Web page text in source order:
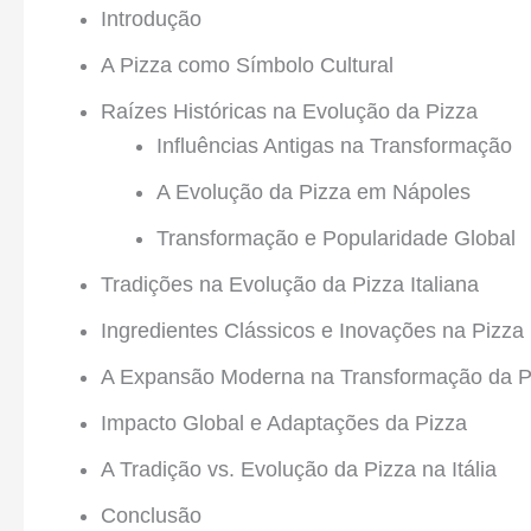
Introdução
A Pizza como Símbolo Cultural
Raízes Históricas na Evolução da Pizza
Influências Antigas na Transformação
A Evolução da Pizza em Nápoles
Transformação e Popularidade Global
Tradições na Evolução da Pizza Italiana
Ingredientes Clássicos e Inovações na Pizza
A Expansão Moderna na Transformação da
Impacto Global e Adaptações da Pizza
A Tradição vs. Evolução da Pizza na Itália
Conclusão